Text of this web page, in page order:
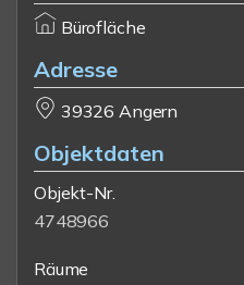
Bürofläche
Adresse
39326 Angern
Objektdaten
Objekt-Nr.
4748966
Räume